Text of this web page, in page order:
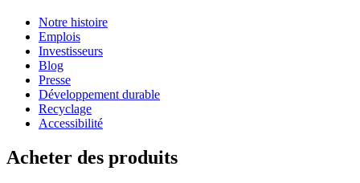
Notre histoire
Emplois
Investisseurs
Blog
Presse
Développement durable
Recyclage
Accessibilité
Acheter des produits